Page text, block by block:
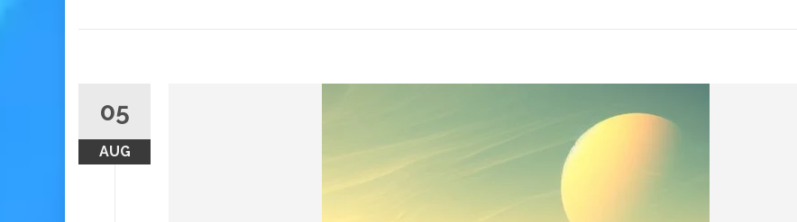
05
AUG